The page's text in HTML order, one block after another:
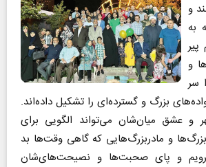
و
به
و
سر
بزرگ و گسترده‌ای را تشکیل داده‌اند.
و عشق میان‌شان می‌تواند الگویی برای
و مادربزرگ‌هایی که گاهی وقت‌ها بد
و پای صحبت‌ها و نصیحت‌های‌شان